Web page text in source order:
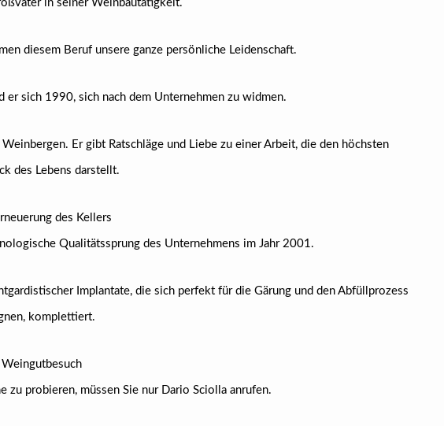
in seiner Weinbautätigkeit.
diesem Beruf unsere ganze persönliche Leidenschaft.
er sich 1990, sich nach dem Unternehmen zu widmen.
Er gibt Ratschläge und Liebe zu einer Arbeit, die den höchsten
des Lebens darstellt.
des Kellers
Qualitätssprung des Unternehmens im Jahr 2001.
Implantate, die sich perfekt für die Gärung und den Abfüllprozess
komplettiert.
Weingutbesuch
zu probieren, müssen Sie nur Dario Sciolla anrufen.